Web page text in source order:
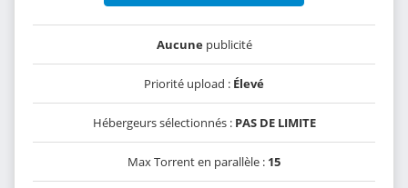
Aucunepublicité
Priorité upload : Élevé
Hébergeurs sélectionnés : PAS DE LIMITE
Max Torrent en parallèle : 15